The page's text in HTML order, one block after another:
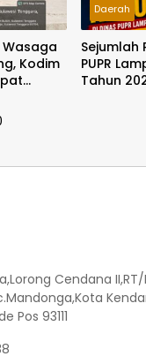
Kodim
Daerah
Sejumlah
PUPR
Tahun
Cendana
Pos 93111